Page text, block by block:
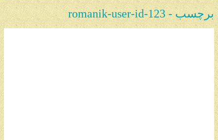
برچسب - romanik-user-id-123